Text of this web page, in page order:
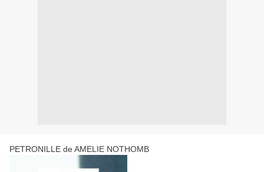
PETRONILLE de AMELIE NOTHOMB